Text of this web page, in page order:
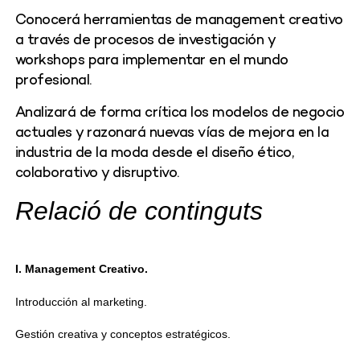
Conocerá herramientas de management creativo
a través de procesos de investigación y
workshops para implementar en el mundo
profesional.
Analizará de forma crítica los modelos de negocio
actuales y razonará nuevas vías de mejora en la
industria de la moda desde el diseño ético,
colaborativo y disruptivo.
Relació de continguts
I. Management Creativo.
Introducción al marketing.
Gestión creativa y conceptos estratégicos.